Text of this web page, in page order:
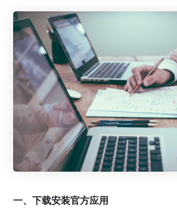
一、下载安装官方应用